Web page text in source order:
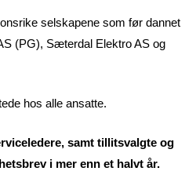
selskapene som før dannet
(PG), Sæterdal Elektro AS og
hos alle ansatte.
samt tillitsvalgte og
i mer enn et halvt år.